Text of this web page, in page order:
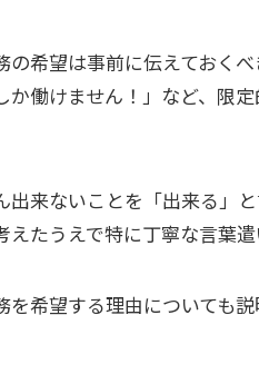
の希望は事前に伝えておく
か働けません！」など、限
出来ないことを「出来る」
えたうえで特に丁寧な言葉遣
を希望する理由についても